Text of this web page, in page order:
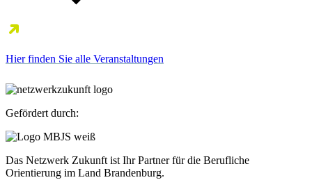
Hier finden Sie alle Veranstaltungen
Gefördert durch:
Das Netzwerk Zukunft ist Ihr Partner für die Berufliche
Orientierung im Land Brandenburg.